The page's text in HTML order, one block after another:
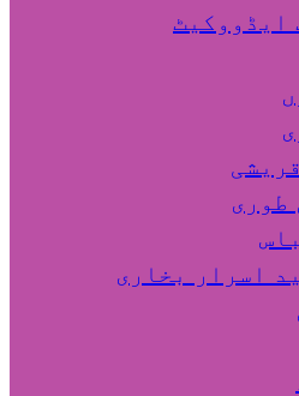
ایڈووکیٹ
طوری
اسرار بخاری